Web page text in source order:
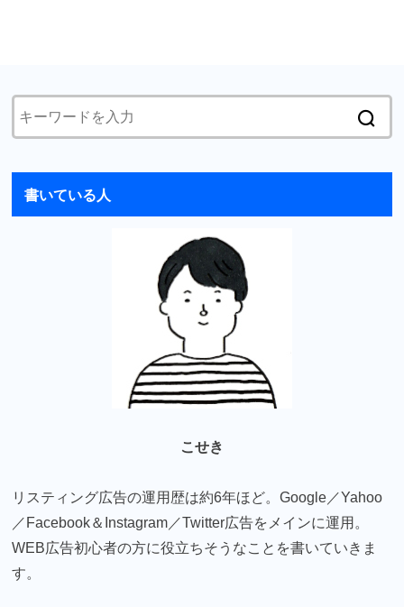
書いている人
こせき
リスティング広告の運用歴は約6年ほど。Google／Yahoo
／Facebook＆Instagram／Twitter広告をメインに運用。
WEB広告初心者の方に役立ちそうなことを書いていきま
す。